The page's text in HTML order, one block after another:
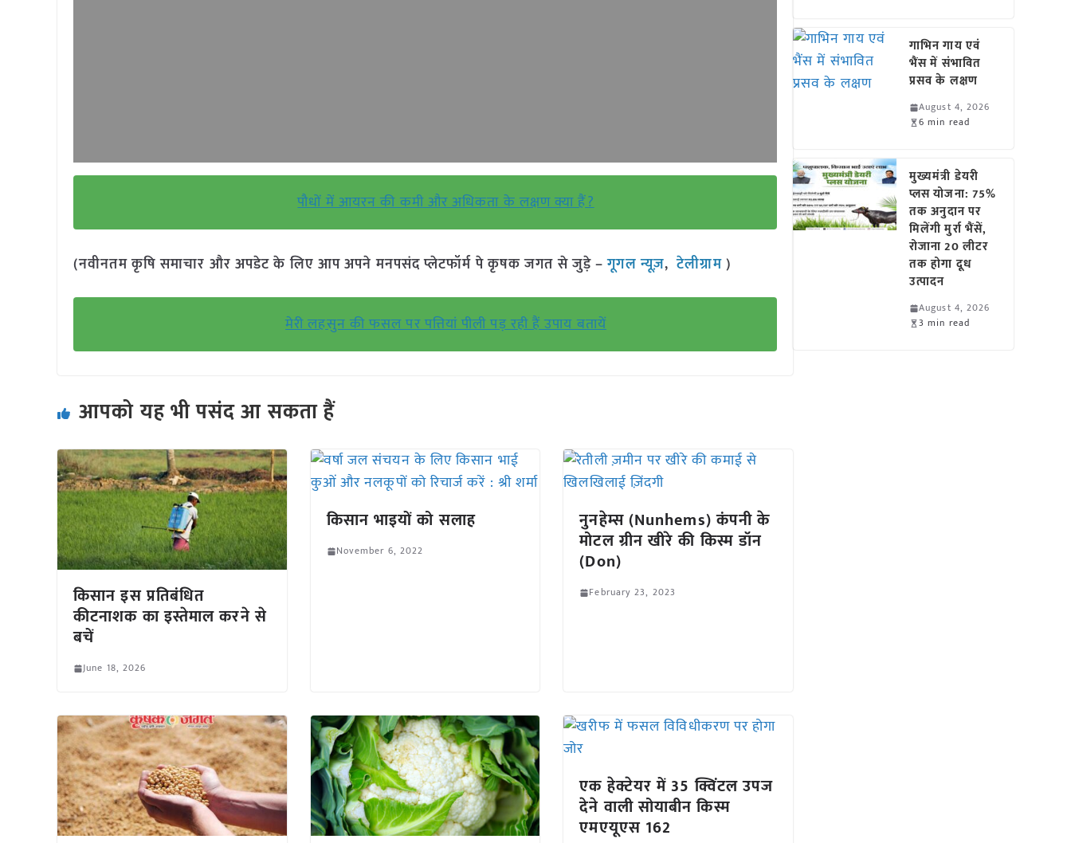
पौधों में आयरन की कमी और अधिकता के लक्षण क्या हैं?
(नवीनतम कृषि समाचार और अपडेट के लिए आप अपने मनपसंद प्लेटफॉर्म पे कृषक जगत से जुड़े –गूगल न्यूज़,टेलीग्राम)
मेरी लहसुन की फसल पर पत्तियां पीली पड़ रही हैं उपाय बतायें
आपको यह भी पसंद आ सकता हैं
किसान इस प्रतिबंधित
कीटनाशक का इस्तेमाल करने से
बचें
June 18, 2026
किसान भाइयों को सलाह
November 6, 2022
नुनहेम्स (Nunhems) कंपनी के
मोटल ग्रीन खीरे की किस्म डॉन
(Don)
February 23, 2023
एक हेक्टेयर में 35 क्विंटल उपज
देने वाली सोयाबीन किस्म
एमएयूएस 162
गाभिन गाय एवं
भैंस में संभावित
प्रसव के लक्षण
August 4, 2026
6 min read
मुख्यमंत्री डेयरी
प्लस योजना: 75%
तक अनुदान पर
मिलेंगी मुर्रा भैंसें,
रोजाना 20 लीटर
तक होगा दूध
उत्पादन
August 4, 2026
3 min read